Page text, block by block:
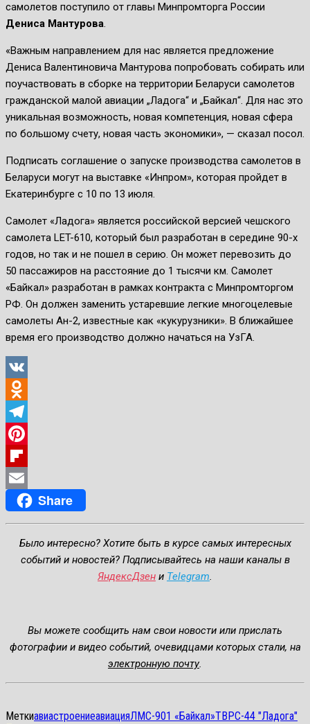
самолетов поступило от главы Минпромторга России
Дениса Мантурова.
«Важным направлением для нас является предложение
Дениса Валентиновича Мантурова попробовать собирать или
поучаствовать в сборке на территории Беларуси самолетов
гражданской малой авиации „Ладога“ и „Байкал“. Для нас это
уникальная возможность, новая компетенция, новая сфера
по большому счету, новая часть экономики», — сказал посол.
Подписать соглашение о запуске производства самолетов в
Беларуси могут на выставке «Инпром», которая пройдет в
Екатеринбурге с 10 по 13 июля.
Самолет «Ладога» является российской версией чешского
самолета LET-610, который был разработан в середине 90-х
годов, но так и не пошел в серию. Он может перевозить до
50 пассажиров на расстояние до 1 тысячи км. Самолет
«Байкал» разработан в рамках контракта с Минпромторгом
РФ. Он должен заменить устаревшие легкие многоцелевые
самолеты Ан-2, известные как «кукурузники». В ближайшее
время его производство должно начаться на УзГА.
VK
Odnoklassniki
Telegram
Pinterest
Flipboard
Email
Share
Было интересно? Хотите быть в курсе самых интересных
событий и новостей? Подписывайтесь на наши каналы в
ЯндексДзен и Telegram.
Вы можете сообщить нам свои новости или прислать
фотографии и видео событий, очевидцами которых стали, на
электронную почту.
МеткиавиастроениеавиацияЛМС-901 «Байкал»ТВРС-44 "Ладога"